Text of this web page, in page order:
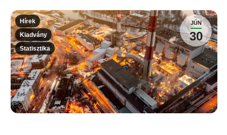
JÚN
30
Hírek
Kiadvány
Statisztika